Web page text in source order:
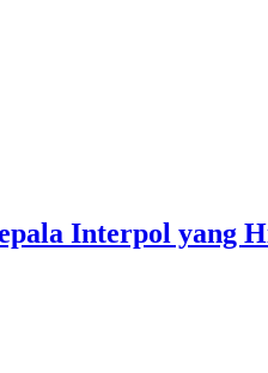
Interpol yang